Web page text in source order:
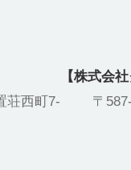
荘西町7-
【株式会
〒